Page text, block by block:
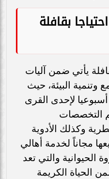
بقافلة
يأتي ضمن آليات
وتنمية البيئة، حيث
أسبوعيا لإحدى القرى
التخصصات
وكذلك الأدوية
مجاناً لخدمة أهالي
الحيوانية والتي تعد
الحياة الكريمة